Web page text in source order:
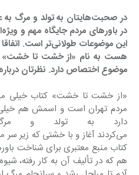
‌در صحبت‌هایتان به تولد و
این موضوعات
هست به نام «از خشت تا خشت»
موضوع اختصاص دارد. نظرتان
«از خشت تا خشت» کتاب خیلی
مردم تهران است و اسمش هم خیلی
دارد به تولد و